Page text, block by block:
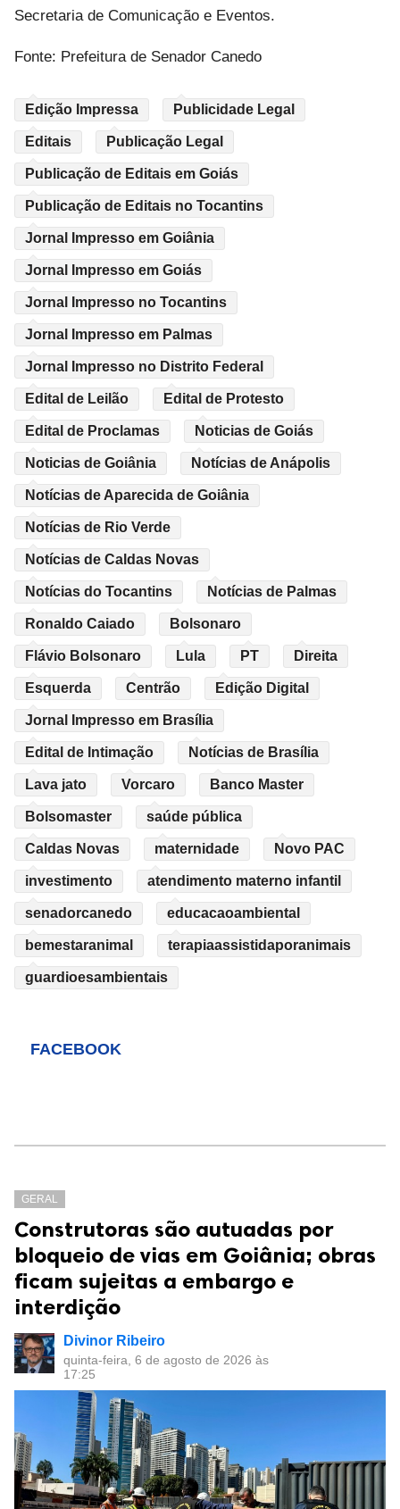
Secretaria de Comunicação e Eventos.
Fonte: Prefeitura de Senador Canedo
Edição Impressa Publicidade Legal
Editais Publicação Legal
Publicação de Editais em Goiás
Publicação de Editais no Tocantins
Jornal Impresso em Goiânia
Jornal Impresso em Goiás
Jornal Impresso no Tocantins
Jornal Impresso em Palmas
Jornal Impresso no Distrito Federal
Edital de Leilão Edital de Protesto
Edital de Proclamas Noticias de Goiás
Noticias de Goiânia Notícias de Anápolis
Notícias de Aparecida de Goiânia
Notícias de Rio Verde
Notícias de Caldas Novas
Notícias do Tocantins Notícias de Palmas
Ronaldo Caiado Bolsonaro
Flávio Bolsonaro Lula PT Direita
Esquerda Centrão Edição Digital
Jornal Impresso em Brasília
Edital de Intimação Notícias de Brasília
Lava jato Vorcaro Banco Master
Bolsomaster saúde pública
Caldas Novas maternidade Novo PAC
investimento atendimento materno infantil
senadorcanedo educacaoambiental
bemestaranimal terapiaassistidaporanimais
guardioesambientais
FACEBOOK
GERAL
Construtoras são autuadas por
bloqueio de vias em Goiânia; obras
ficam sujeitas a embargo e
interdição
Divinor Ribeiro
quinta-feira, 6 de agosto de 2026 às
17:25